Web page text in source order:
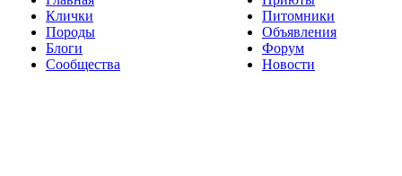
Клички
Породы
Блоги
Сообщества
Питомники
Объявления
Форум
Новости